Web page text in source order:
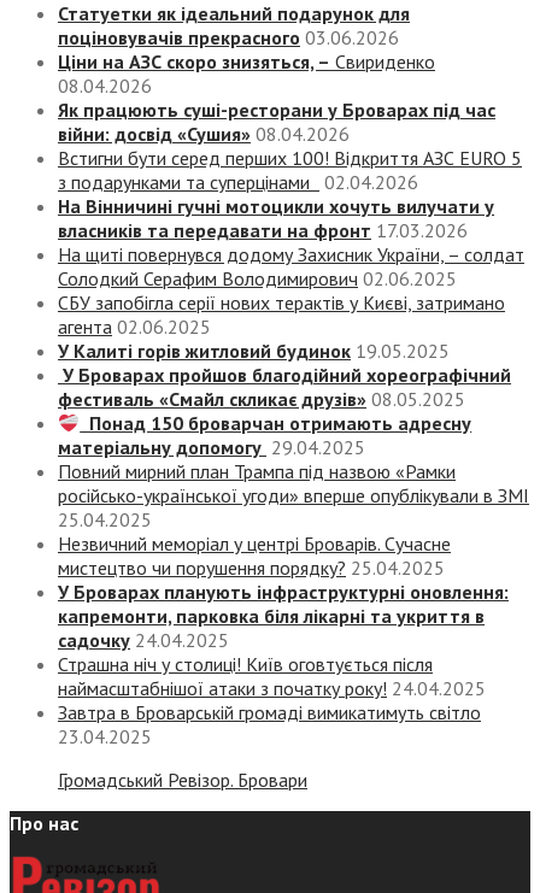
Статуетки як ідеальний подарунок для
поціновувачів прекрасного 03.06.2026
Ціни на АЗС скоро знизяться, – Свириденко
08.04.2026
Як працюють суші-ресторани у Броварах під час
війни: досвід «Сушия» 08.04.2026
Встигни бути серед перших 100! Відкриття АЗС EURO 5
з подарунками та суперцінами
02.04.2026
На Вінничині гучні мотоцикли хочуть вилучати у
власників та передавати на фронт 17.03.2026
На щиті повернувся додому Захисник України, – солдат
Солодкий Серафим Володимирович 02.06.2025
СБУ запобігла серії нових терактів у Києві, затримано
агента 02.06.2025
У Калиті горів житловий будинок 19.05.2025
У Броварах пройшов благодійний хореографічний
фестиваль «Смайл скликає друзів» 08.05.2025
Понад 150 броварчан отримають адресну
матеріальну допомогу 29.04.2025
Повний мирний план Трампа під назвою «‎Рамки
російсько-української угоди» вперше опублікували в ЗМІ
25.04.2025
Незвичний меморіал у центрі Броварів. Сучасне
мистецтво чи порушення порядку? 25.04.2025
У Броварах планують інфраструктурні оновлення:
капремонти, парковка біля лікарні та укриття в
садочку 24.04.2025
Страшна ніч у столиці! Київ оговтується після
наймасштабнішої атаки з початку року! 24.04.2025
Завтра в Броварській громаді вимикатимуть світло
23.04.2025
Громадський Ревізор. Бровари
Про нас